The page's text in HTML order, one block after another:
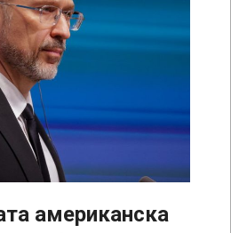
американска